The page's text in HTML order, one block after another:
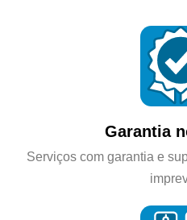
Garantia
Serviços com garantia e